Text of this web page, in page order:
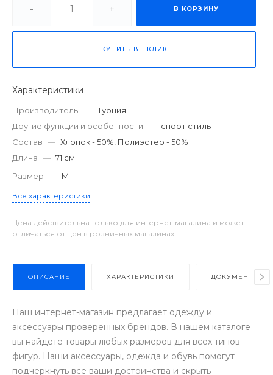
- + В КОРЗИНУ
КУПИТЬ В 1 КЛИК
Характеристики
Производитель — Турция
Другие функции и особенности — спорт стиль
Состав — Хлопок - 50%, Полиэстер - 50%
Длина — 71 см
Размер — M
Все характеристики
Цена действительна только для интернет-магазина и может
отличаться от цен в розничных магазинах
ОПИСАНИЕ ХАРАКТЕРИСТИКИ ДОКУМЕНТЫ
Наш интернет-магазин предлагает одежду и
аксессуары проверенных брендов. В нашем каталоге
вы найдете товары любых размеров для всех типов
фигур. Наши аксессуары, одежда и обувь помогут
подчеркнуть все ваши достоинства и скрыть